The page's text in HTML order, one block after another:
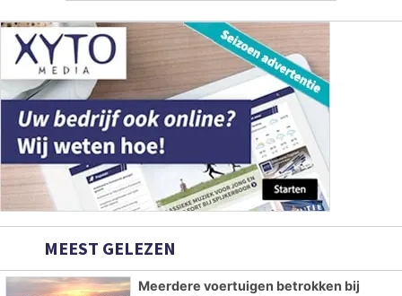
MEEST GELEZEN
Meerdere voertuigen betrokken bij